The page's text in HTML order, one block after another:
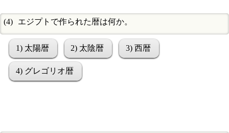
エジプトで作られた暦は何か。
1) 太陽暦 2) 太陰暦 3) 西暦
4) グレゴリオ暦